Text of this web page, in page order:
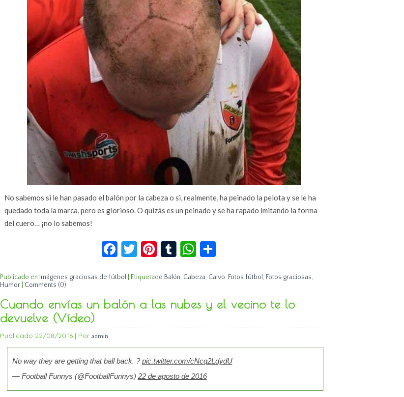
No sabemos si le han pasado el balón por la cabeza o si, realmente, ha peinado la pelota y se le ha
quedado toda la marca, pero es glorioso. O quizás es un peinado y se ha rapado imitando la forma
del cuero… ¡no lo sabemos!
Facebook
Twitter
Pinterest
TumblrWhatsApp
Publicado en Imágenes graciosas de fútbol Etiquetado Balón, Cabeza, Calvo, Fotos fútbol , Fotos graciosas,
Humor| Comments (0)
Cuando envías un balón a las nubes y el vecino te lo
devuelve (Vídeo)
Publicado 22/08/2016| Por admin
No way they are getting that ball back. ?pic.twitter.com/cNcq2LdydU
— Football Funnys (@FootballFunnys) 22 de agosto de 2016